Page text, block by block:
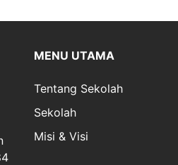
MENU UTAMA
Tentang Sekolah
Sekolah
Misi & Visi